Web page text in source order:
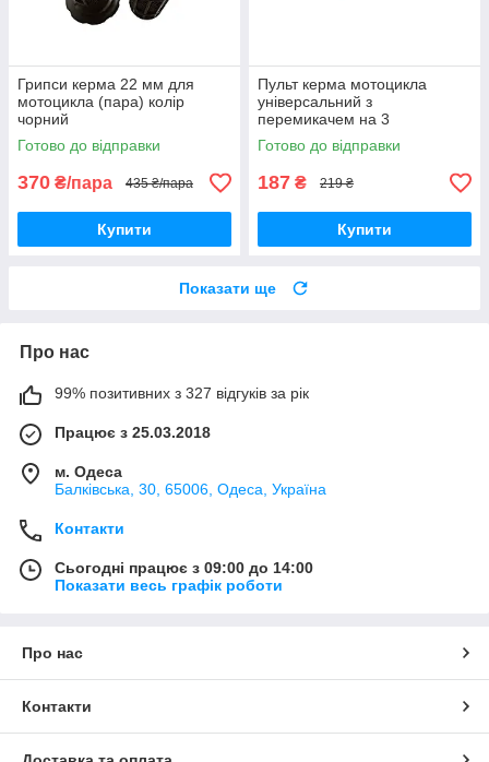
Грипси керма 22 мм для
мотоцикла (пара) колір
чорний
Готово до відправки
370 ₴/пара 435 ₴/пара
Купити
Пульт керма мотоцикла
універсальний з
перемикачем на 3
положення
Готово до відправки
187 ₴ 219 ₴
Купити
Показати ще
Про нас
99% позитивних з 327 відгуків за рік
Працює з 25.03.2018
м. Одеса
Балківська, 30, 65006, Одеса, Україна
Контакти
Сьогодні працює з 09:00 до 14:00
Показати весь графік роботи
Про нас
Контакти